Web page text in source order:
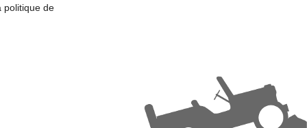
politique de